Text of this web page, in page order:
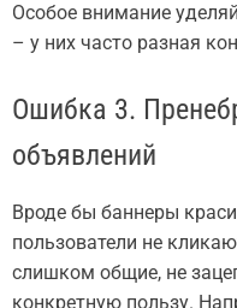
Особое внимание
– у них часто разная
Ошибка 3.
объявлений
Вроде бы баннеры
пользователи не
слишком общие, не
конкретную пользу.